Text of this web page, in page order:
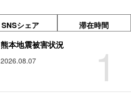
SNSシェア 滞在時間
1
熊本地震被害状況
2026.08.07